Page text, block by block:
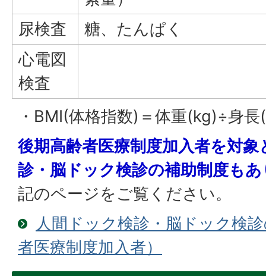
尿検査
糖、たんぱく
心電図
検査
・BMI(体格指数)＝体重(kg)÷身
後期高齢者医療制度加入者を対
診・脳ドック検診の補助制度も
記のページをご覧ください。
人間ドック検診・脳ドック検
者医療制度加入者）